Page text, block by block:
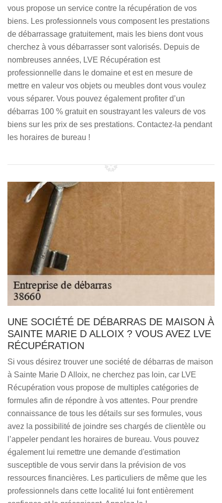
vous propose un service contre la récupération de vos
biens. Les professionnels vous composent les prestations
de débarrassage gratuitement, mais les biens dont vous
cherchez à vous débarrasser sont valorisés. Depuis de
nombreuses années, LVE Récupération est
professionnelle dans le domaine et est en mesure de
mettre en valeur vos objets ou meubles dont vous voulez
vous séparer. Vous pouvez également profiter d’un
débarras 100 % gratuit en soustrayant les valeurs de vos
biens sur les prix de ses prestations. Contactez-la pendant
les horaires de bureau !
UNE SOCIÉTÉ DE DÉBARRAS DE MAISON À
SAINTE MARIE D ALLOIX ? VOUS AVEZ LVE
RÉCUPÉRATION
Si vous désirez trouver une société de débarras de maison
à Sainte Marie D Alloix, ne cherchez pas loin, car LVE
Récupération vous propose de multiples catégories de
formules afin de répondre à vos attentes. Pour prendre
connaissance de tous les détails sur ses formules, vous
avez la possibilité de joindre ses chargés de clientèle ou
l’appeler pendant les horaires de bureau. Vous pouvez
également lui remettre une demande d'estimation
susceptible de vous servir dans la prévision de vos
ressources financières. Les particuliers de même que les
professionnels dans cette localité lui font entièrement